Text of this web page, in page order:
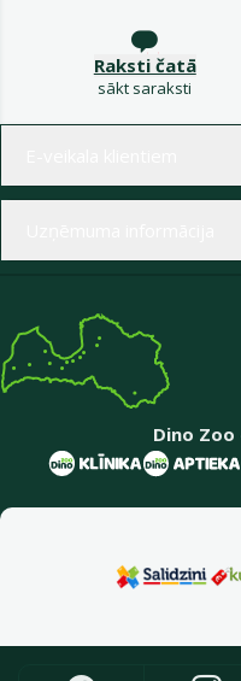
Raksti čatā
sākt saraksti
Dino